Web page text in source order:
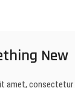
New
amet, consectetur